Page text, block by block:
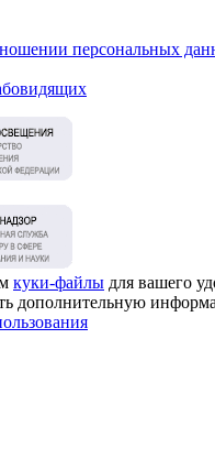
персональных
куки-файлы для вашего
дополнительную